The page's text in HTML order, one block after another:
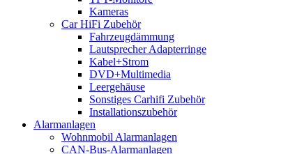
Kameras
Car HiFi Zubehör
Fahrzeugdämmung
Lautsprecher Adapterringe
Kabel+Strom
DVD+Multimedia
Leergehäuse
Sonstiges Carhifi Zubehör
Installationszubehör
Alarmanlagen
Wohnmobil Alarmanlagen
CAN-Bus-Alarmanlagen